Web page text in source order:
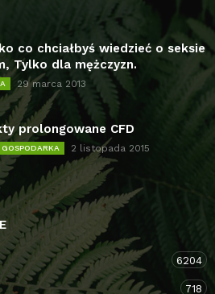
co chciałbyś wiedzieć o seksie
Tylko dla mężczyzn.
29 marca 2013
prolongowane CFD
2 listopada 2015
6204
718